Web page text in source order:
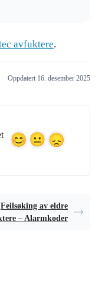
avfuktere.
Oppdatert 16. desember 2025
Feilsøking av eldre
– Alarmkoder